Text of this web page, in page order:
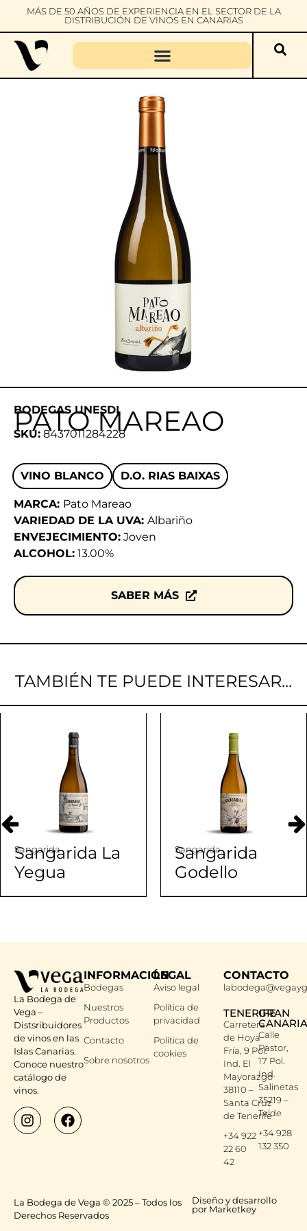
MÁS DE 50 AÑOS DE EXPERIENCIA EN EL SECTOR DE LA
DISTRIBUCIÓN DE VINOS EN CANARIAS
BODEGAS UNESDI
PATO MAREAO
SKU: 8437011284228
VINO BLANCO D.O. RIAS BAIXAS
MARCA: Pato Mareao
VARIEDAD DE LA UVA: Albariño
ENVEJECIMIENTO: Joven
ALCOHOL: 13.00%
SABER MÁS
TAMBIÉN TE PUEDE INTERESAR...
Sangarida
Sangarida La
Yegua
Sangarida
Sangarida
Godello
La Bodega de
Vega –
Distsribuidores
de vinos en las
Islas Canarias.
Conoce nuestro
catálogo de
vinos.
INFORMACIÓN
Bodegas
Nuestros
Productos
Contacto
Sobre nosotros
LEGAL
Aviso legal
Política de
privacidad
Política de
cookies
CONTACTO
TENERIFE
Carretera
de Hoya
Fría, 9 Pol.
Ind. El
Mayorazgo
38110 –
Santa Cruz
de Tenerife
+34 922
22 60
42
GRAN
CANARIA
Calle
Pastor,
17 Pol.
Ind.
Salinetas
35219 –
Telde
+34 928
132 350
La Bodega de Vega © 2025 – Todos los
Derechos Reservados
Diseño y desarrollo
por Marketkey